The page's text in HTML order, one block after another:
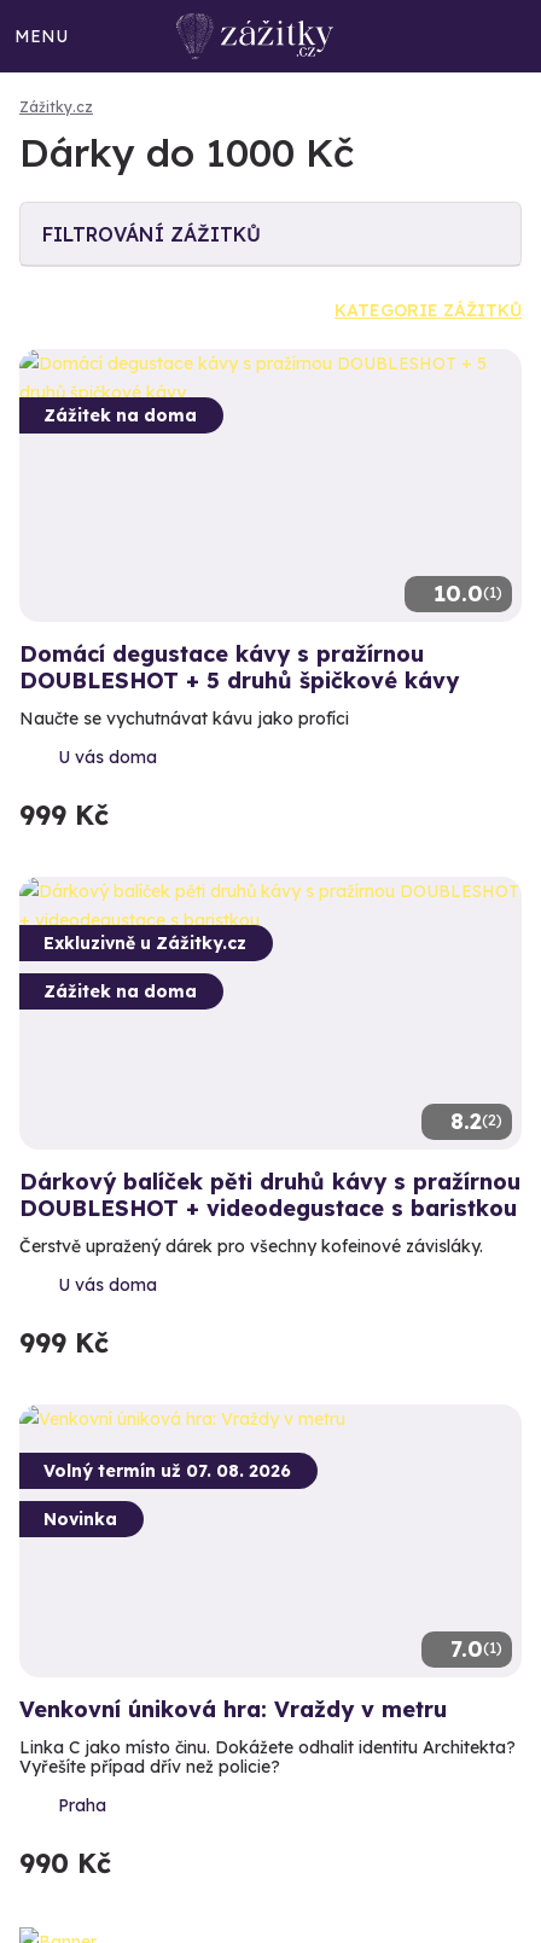
MENU
Zážitky.cz
Dárky do 1000 Kč
FILTROVÁNÍ ZÁŽITKŮ
KATEGORIE ZÁŽITKŮ
10.0(1)
Zážitek na doma
Domácí degustace kávy s pražírnou
DOUBLESHOT + 5 druhů špičkové kávy
Naučte se vychutnávat kávu jako profíci
U vás doma
999 Kč
8.2(2)
Exkluzivně u Zážitky.cz
Zážitek na doma
Dárkový balíček pěti druhů kávy s pražírnou
DOUBLESHOT + videodegustace s baristkou
Čerstvě upražený dárek pro všechny kofeinové závisláky.
U vás doma
999 Kč
7.0(1)
Volný termín už 07. 08. 2026
Novinka
Venkovní úniková hra: Vraždy v metru
Linka C jako místo činu. Dokážete odhalit identitu Architekta?
Vyřešíte případ dřív než policie?
Praha
990 Kč